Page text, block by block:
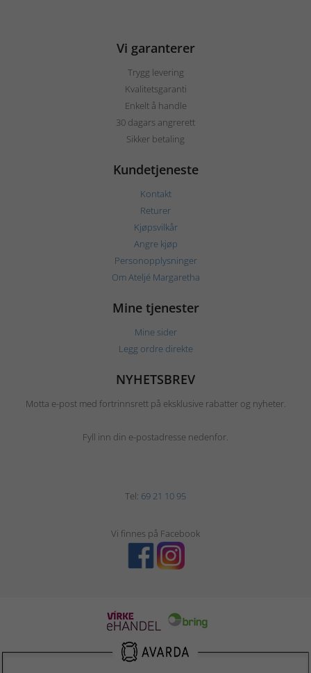
Vi garanterer
Trygg levering
Kvalitetsgaranti
Enkelt å handle
30 dagars angrerett
Sikker betaling
Kundetjeneste
Kontakt
Returer
Kjøpsvilkår
Angre kjøp
Personopplysninger
Om Ateljé Margaretha
Mine tjenester
Mine sider
Legg ordre direkte
NYHETSBREV
Motta e-post med fortrinnsrett på eksklusive rabatter og nyheter.
Fyll inn din e-postadresse nedenfor.
Tel: 69 21 10 95
Vi finnes på Facebook